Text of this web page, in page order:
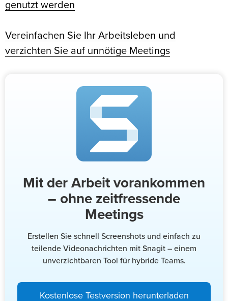
genutzt werden
Vereinfachen Sie Ihr Arbeitsleben und
verzichten Sie auf unnötige Meetings
Mit der Arbeit vorankommen
– ohne zeitfressende
Meetings
Erstellen Sie schnell Screenshots und einfach zu
teilende Videonachrichten mit Snagit – einem
unverzichtbaren Tool für hybride Teams.
Kostenlose Testversion herunterladen